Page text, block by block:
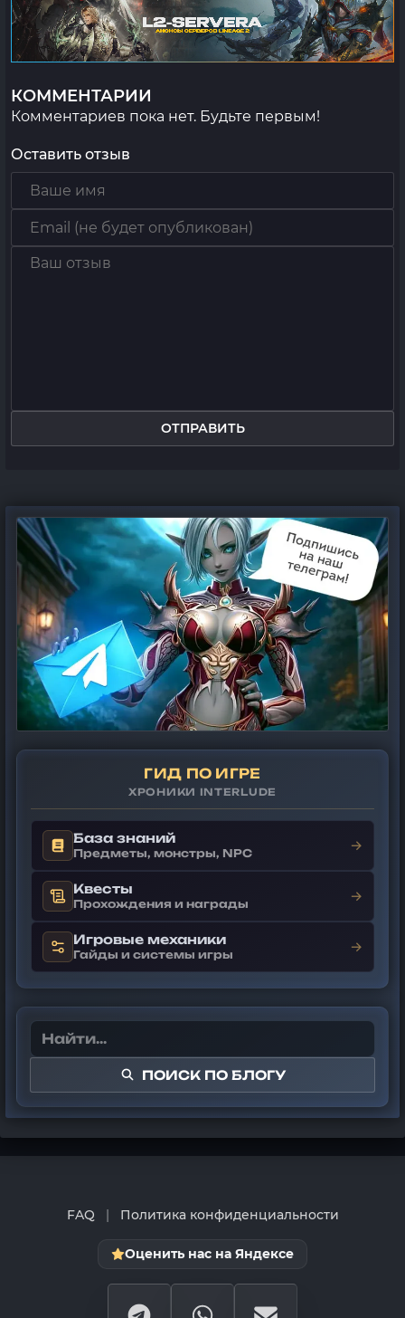
КОММЕНТАРИИ
Комментариев пока нет. Будьте первым!
Оставить отзыв
ОТПРАВИТЬ
ГИД ПО ИГРЕ
ХРОНИКИ INTERLUDE
База знаний
Предметы, монстры, NPC →
Квесты
Прохождения и награды →
Игровые механики
Гайды и системы игры →
ПОИСК ПО БЛОГУ
FAQ | Политика конфиденциальности
Оценить нас на Яндексе